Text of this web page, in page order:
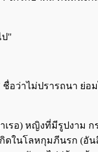
ป"
อว่าไม่ปรารถนา ย่อ
รอ) หญิงที่มีรูปงาม
ดในโลหกุมภีนรก (อั